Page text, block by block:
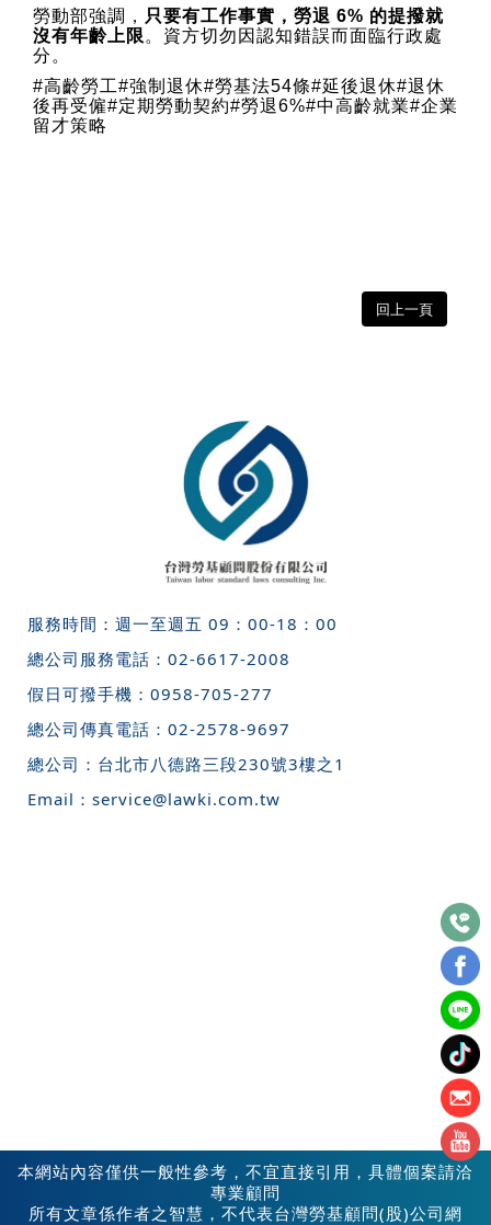
勞動部強調， 只要有工作事實，勞退 6% 的提撥就
沒有年齡上限 。資方切勿因認知錯誤而面臨行政處
分。
#高齡勞工#強制退休#勞基法54條#延後退休#退休
後再受僱#定期勞動契約#勞退6%#中高齡就業#企業
留才策略
回上一頁
服務時間：週一至週五 09：00-18：00
總公司服務電話： 02-6617-2008
假日可撥手機： 0958-705-277
總公司傳真電話： 02-2578-9697
總公司： 台北市八德路三段230號3樓之1
Email： service@lawki.com.tw
本網站內容僅供一般性參考，不宜直接引用，具體個案請洽
專業顧問
所有文章係作者之智慧，不代表台灣勞基顧問(股)公司網